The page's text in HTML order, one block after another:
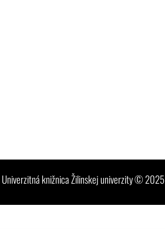
Univerzitná knižnica Žilinskej univerzity © 2025